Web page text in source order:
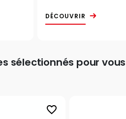
DÉCOUVRIR
sélectionnés pour vous
favorite_border